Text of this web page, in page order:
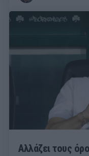
Αλλάζει τους